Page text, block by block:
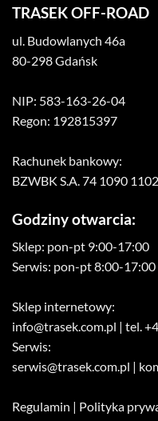
TRASEK OFF-ROAD
ul. Budowlanych 46a
80-298 Gdańsk
NIP: 583-163-26-04
Regon: 192815397
Rachunek bankowy:
BZWBK S.A. 74 1090
Godziny otwarcia:
Sklep: pon-pt 9:00-17:00
Serwis: pon-pt 8:00-17:00
Sklep internetowy:
info@trasek.com.pl | tel.
Serwis:
serwis@trasek.com.pl |
Regulamin | Polityka